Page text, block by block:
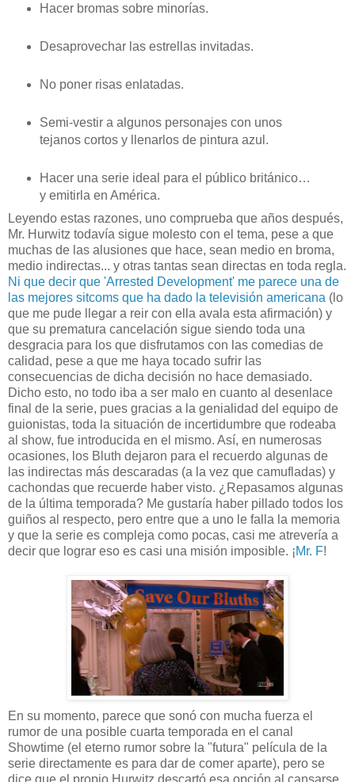
Hacer bromas sobre minorías.
Desaprovechar las estrellas invitadas.
No poner risas enlatadas.
Semi-vestir a algunos personajes con unos
tejanos cortos y llenarlos de pintura azul.
Hacer una serie ideal para el público británico…
y emitirla en América.
Leyendo estas razones, uno comprueba que años después,
Mr. Hurwitz todavía sigue molesto con el tema, pese a que
muchas de las alusiones que hace, sean medio en broma,
medio indirectas... y otras tantas sean directas en toda regla.
Ni que decir que 'Arrested Development' me parece una de
las mejores sitcoms que ha dado la televisión americana (lo
que me pude llegar a reir con ella avala esta afirmación) y
que su prematura cancelación sigue siendo toda una
desgracia para los que disfrutamos con las comedias de
calidad, pese a que me haya tocado sufrir las
consecuencias de dicha decisión no hace demasiado.
Dicho esto, no todo iba a ser malo en cuanto al desenlace
final de la serie, pues gracias a la genialidad del equipo de
guionistas, toda la situación de incertidumbre que rodeaba
al show, fue introducida en el mismo. Así, en numerosas
ocasiones, los Bluth dejaron para el recuerdo algunas de
las indirectas más descaradas (a la vez que camufladas) y
cachondas que recuerde haber visto. ¿Repasamos algunas
de la última temporada? Me gustaría haber pillado todos los
guiños al respecto, pero entre que a uno le falla la memoria
y que la serie es compleja como pocas, casi me atrevería a
decir que lograr eso es casi una misión imposible. ¡Mr. F!
En su momento, parece que sonó con mucha fuerza el
rumor de una posible cuarta temporada en el canal
Showtime (el eterno rumor sobre la "futura" película de la
serie directamente es para dar de comer aparte), pero se
dice que el propio Hurwitz descartó esa opción al cansarse